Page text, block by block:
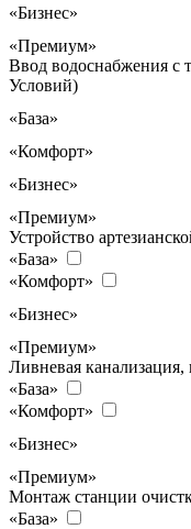
«Бизнес»
«Премиум»
Ввод водоснабжения с
Условий)
«База»
«Комфорт»
«Бизнес»
«Премиум»
Устройство
«База»
«Комфорт»
«Бизнес»
«Премиум»
Ливневая
«База»
«Комфорт»
«Бизнес»
«Премиум»
Монтаж станции
«База»